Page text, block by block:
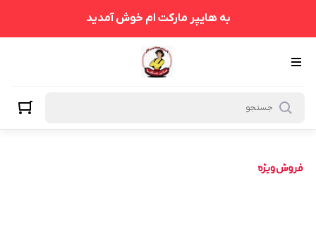
به هایپر مارکت ام خوش آمدید